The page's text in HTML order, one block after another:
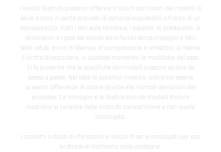
I veicoli illustrati possono differire in alcuni particolari dai modelli di
serie e sono in parte provvisti di optional acquistabili a fronte di un
sovrapprezzo. Tutti i dati sulla fornitura, l'aspetto, le prestazioni, le
dimensioni e i pesi dei veicoli sono forniti senza impegno e fatti
salvi refusi, errori di stampa, di composizione e omissioni; si riserva
il diritto di apportare, in qualsiasi momento, le modifiche del caso.
Si fa presente che le specifiche dei modelli possono variare da
paese a paese. Nel caso di superfici rivestite, potranno essere
presenti differenze di colore dovute alle normali deviazioni del
processo. Le immagini e le illustrazioni dei modelli Enduro
mostrano la versione della moto da competizione e non quella
omologata.
I consumi indicati si riferiscono ai veicoli di serie omologati per uso
su strada al momento della consegna.